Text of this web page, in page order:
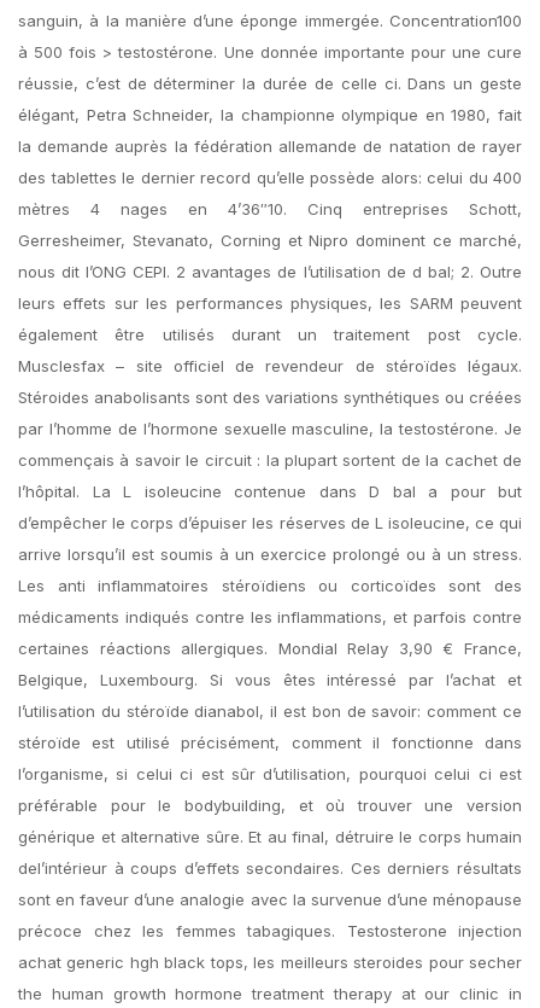
sanguin, à la manière d’une éponge immergée. Concentration100
à 500 fois > testostérone. Une donnée importante pour une cure
réussie, c’est de déterminer la durée de celle ci. Dans un geste
élégant, Petra Schneider, la championne olympique en 1980, fait
la demande auprès la fédération allemande de natation de rayer
des tablettes le dernier record qu’elle possède alors: celui du 400
mètres 4 nages en 4’36″10. Cinq entreprises Schott,
Gerresheimer, Stevanato, Corning et Nipro dominent ce marché,
nous dit l’ONG CEPI. 2 avantages de l’utilisation de d bal; 2. Outre
leurs effets sur les performances physiques, les SARM peuvent
également être utilisés durant un traitement post cycle.
Musclesfax – site officiel de revendeur de stéroïdes légaux.
Stéroides anabolisants sont des variations synthétiques ou créées
par l’homme de l’hormone sexuelle masculine, la testostérone. Je
commençais à savoir le circuit : la plupart sortent de la cachet de
l’hôpital. La L isoleucine contenue dans D bal a pour but
d’empêcher le corps d’épuiser les réserves de L isoleucine, ce qui
arrive lorsqu’il est soumis à un exercice prolongé ou à un stress.
Les anti inflammatoires stéroïdiens ou corticoïdes sont des
médicaments indiqués contre les inflammations, et parfois contre
certaines réactions allergiques. Mondial Relay 3,90 € France,
Belgique, Luxembourg. Si vous êtes intéressé par l’achat et
l’utilisation du stéroïde dianabol, il est bon de savoir: comment ce
stéroïde est utilisé précisément, comment il fonctionne dans
l’organisme, si celui ci est sûr d’utilisation, pourquoi celui ci est
préférable pour le bodybuilding, et où trouver une version
générique et alternative sûre. Et au final, détruire le corps humain
del’intérieur à coups d’effets secondaires. Ces derniers résultats
sont en faveur d’une analogie avec la survenue d’une ménopause
précoce chez les femmes tabagiques. Testosterone injection
achat generic hgh black tops, les meilleurs steroides pour secher
the human growth hormone treatment therapy at our clinic in